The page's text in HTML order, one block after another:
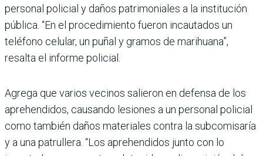
personal policial y daños patrimoniales a la institución
pública. “En el procedimiento fueron incautados un
teléfono celular, un puñal y gramos de marihuana”,
resalta el informe policial.
Agrega que varios vecinos salieron en defensa de los
aprehendidos, causando lesiones a un personal policial
como también daños materiales contra la subcomisaría
y a una patrullera. “Los aprehendidos junto con lo